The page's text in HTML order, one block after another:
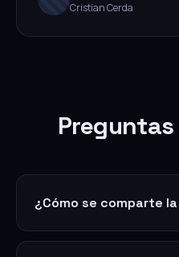
Cristian Cerda
¿Cómo se comparte